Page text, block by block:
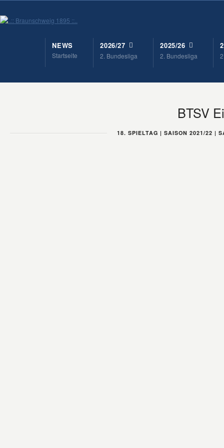
NEWS
Startseite
2026/27
2. Bundesliga
2025/26
2. Bundesliga
BTSV
18. SPIELTAG | SAISON 2021/22 |